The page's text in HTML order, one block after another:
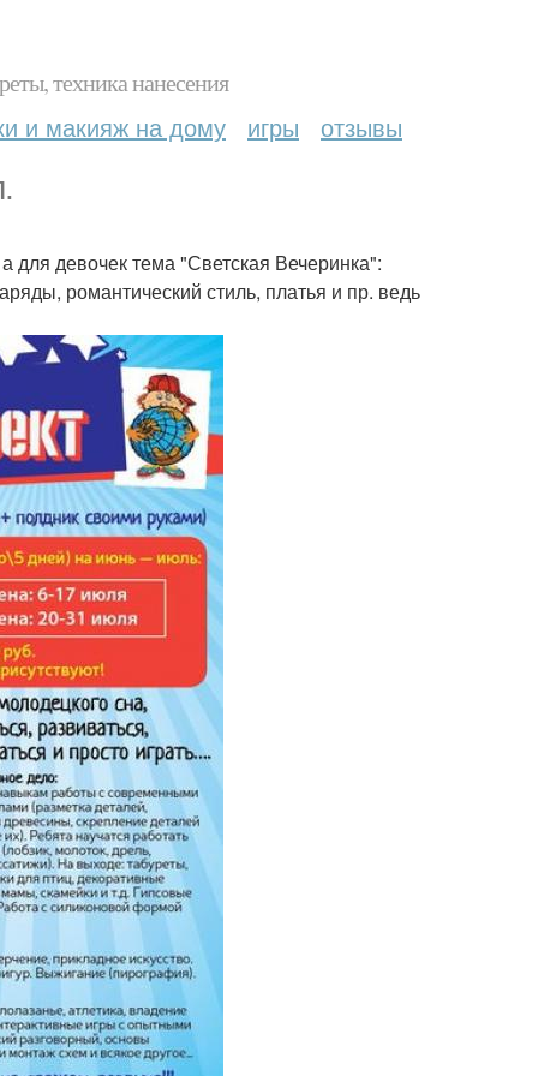
техника нанесения
и макияж на дому игры отзывы
для девочек тема "Светская Вечеринка":
романтический стиль, платья и пр. ведь